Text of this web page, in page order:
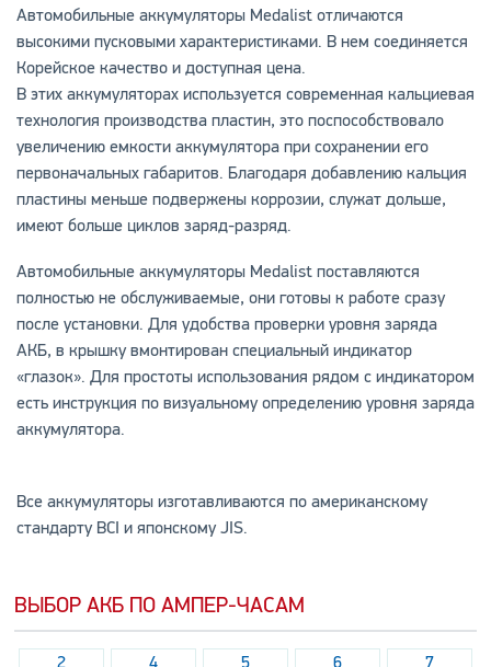
Автомобильные аккумуляторы Medalist отличаются
высокими пусковыми характеристиками. В нем соединяется
Корейское качество и доступная цена.
В этих аккумуляторах используется современная кальциевая
технология производства пластин, это поспособствовало
увеличению емкости аккумулятора при сохранении его
первоначальных габаритов. Благодаря добавлению кальция
пластины меньше подвержены коррозии, служат дольше,
имеют больше циклов заряд-разряд.
Автомобильные аккумуляторы Medalist поставляются
полностью не обслуживаемые, они готовы к работе сразу
после установки. Для удобства проверки уровня заряда
АКБ, в крышку вмонтирован специальный индикатор
«глазок». Для простоты использования рядом с индикатором
есть инструкция по визуальному определению уровня заряда
аккумулятора.
Все аккумуляторы изготавливаются по американскому
стандарту BCI и японскому JIS.
ВЫБОР АКБ ПО АМПЕР-ЧАСАМ